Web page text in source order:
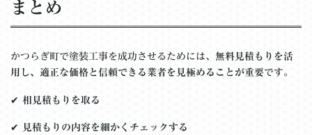
まとめ
かつらぎ町で塗装工事を成功させるためには、 無料見積もりを活
用し、適正な価格と信頼できる業者を見極めることが重要です。
✔ 相見積もりを取る
✔ 見積もりの内容を細かくチェックする